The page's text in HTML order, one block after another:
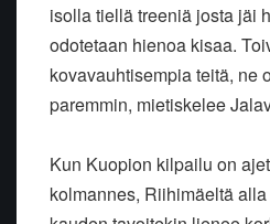
isolla tiellä treeniä josta jäi
odotetaan hienoa kisaa.
kovavauhtisempia teitä, ne
paremmin, mietiskelee
Kun Kuopion kilpailu on
kolmannes, Riihimäeltä